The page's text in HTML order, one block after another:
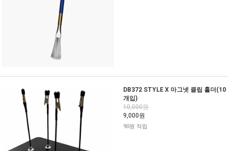
DB372 STYLE X 마그넷 클립 홀더(10
개입)
10,000원
9,000원
90원 적립